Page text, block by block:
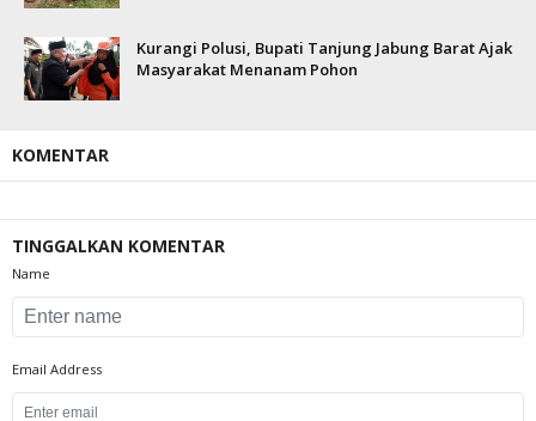
Kurangi Polusi, Bupati Tanjung Jabung Barat Ajak
Masyarakat Menanam Pohon
KOMENTAR
TINGGALKAN KOMENTAR
Name
Email Address